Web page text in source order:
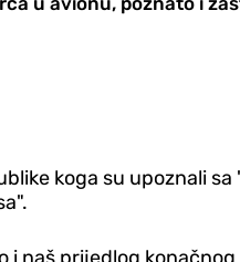
koga su upoznali